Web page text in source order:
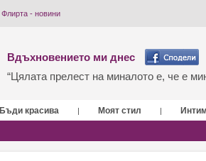
Флирта - новини
Вдъхновението ми днес
“Цялата прелест на миналото е, че е
Бъди красива | Моят стил |